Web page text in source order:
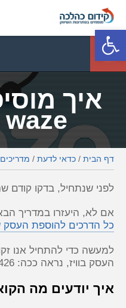
פתח סרגל נגישות
p
איך
waze לאתר?
דף הבית / כדאי לדעת / מדריכים
לפני שנתחיל, בדקו קודם
אם לא, היעזרו במדריך
כל הדרכים להוספת העסק
למעשה כדי להתחיל אנו
העסק בוויז, נראה ככה: 35.08426 32.93440
איך יודעים מה